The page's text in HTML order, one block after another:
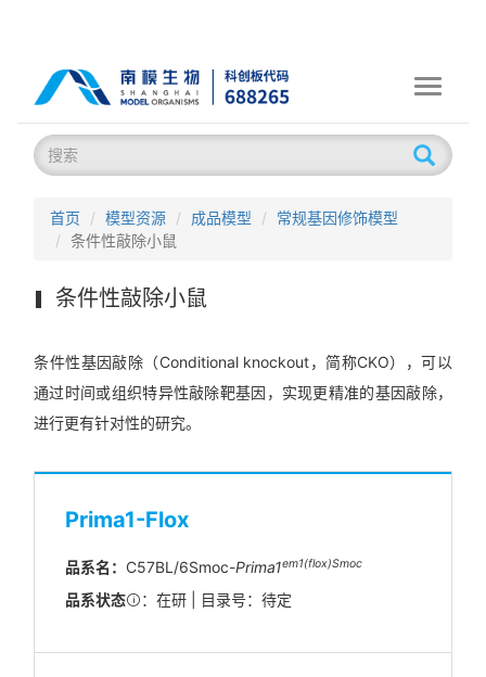
Toggle
首页 模型资源 成品模型
常规基因修饰模型
条件性敲除小鼠
条件性敲除小鼠
条件性基因敲除（Conditional knockout，简称CKO），可以
通过时间或组织特异性敲除靶基因，实现更精准的基因敲除，
进行更有针对性的研究。
Prima1-Flox
品系名： C57BL/6Smoc-Prima1em1(flox)Smoc
品系状态 ：在研 | 目录号：待定